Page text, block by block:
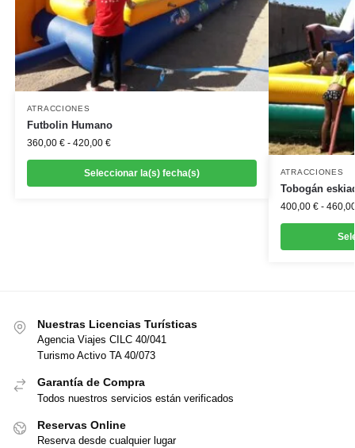
ATRACCIONES
Futbolin Humano
360,00 € - 420,00 €
Seleccionar la(s) fecha(s) ATRACCIONES
Tobogán
400,00 € -
Nuestras Licencias Turísticas
Agencia Viajes CILC 40/041
Turismo Activo TA 40/073
Garantía de Compra
Todos nuestros servicios están verificados
Reservas Online
Reserva desde cualquier lugar